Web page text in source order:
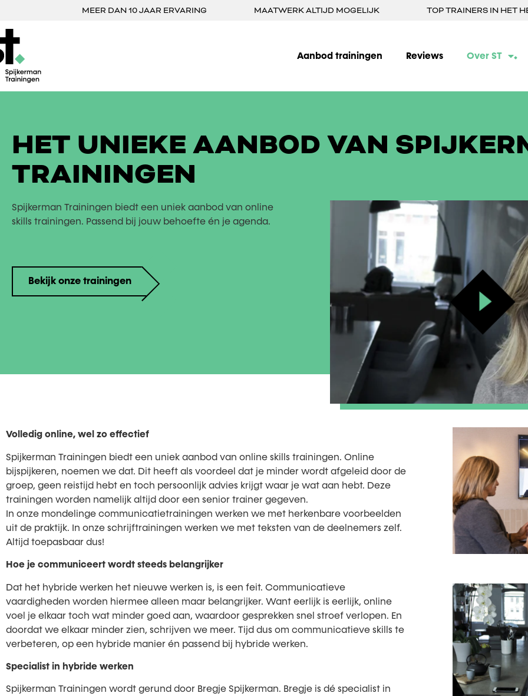
MEER DAN 10 JAAR ERVARING MAATWERK ALTIJD MOGELIJK TOP TRAINERS IN HET
Aanbod trainingen Reviews Over ST
HET UNIEKE AANBOD VAN
TRAININGEN
Spijkerman Trainingen biedt een uniek aanbod van online
skills trainingen. Passend bij jouw behoefte én je agenda.
Bekijk onze trainingen
Volledig online, wel zo effectief
Spijkerman Trainingen biedt een uniek aanbod van online skills trainingen. Online
bijspijkeren, noemen we dat. Dit heeft als voordeel dat je minder wordt afgeleid door de
groep, geen reistijd hebt en toch persoonlijk advies krijgt waar je wat aan hebt. Deze
trainingen worden namelijk altijd door een senior trainer gegeven.
In onze mondelinge communicatietrainingen werken we met herkenbare voorbeelden
uit de praktijk. In onze schrijftrainingen werken we met teksten van de deelnemers zelf.
Altijd toepasbaar dus!
Hoe je communiceert wordt steeds belangrijker
Dat het hybride werken het nieuwe werken is, is een feit. Communicatieve
vaardigheden worden hiermee alleen maar belangrijker. Want eerlijk is eerlijk, online
voel je elkaar toch wat minder goed aan, waardoor gesprekken snel stroef verlopen. En
doordat we elkaar minder zien, schrijven we meer. Tijd dus om communicatieve skills te
verbeteren, op een hybride manier én passend bij hybride werken.
Specialist in hybride werken
Spijkerman Trainingen wordt gerund door Bregje Spijkerman. Bregje is dé specialist in